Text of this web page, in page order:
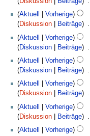
s
s
u
n
g
e
n
f
s
s
u
n
g
m
m
e
n
f
s
s
u
n
g
r
b
e
i
t
u
g
s
z
u
e
B
e
r
b
e
i
t
u
g
s
z
n
e
B
e
r
b
e
i
t
u
g
23.
August
Aktuell Vorherige
Diskussion
Beiträge
K
e
n
e
B
e
r
b
e
Juni
Aktuell Vorherige
Diskussion
Beiträge
Mai
Aktuell Vorherige
Diskussion
Beiträge
21.
Februar
Aktuell Vorherige
Diskussion
Beiträge
Januar
2010
Aktuell Vorherige
Diskussion
Beiträge
Aktuell Vorherige